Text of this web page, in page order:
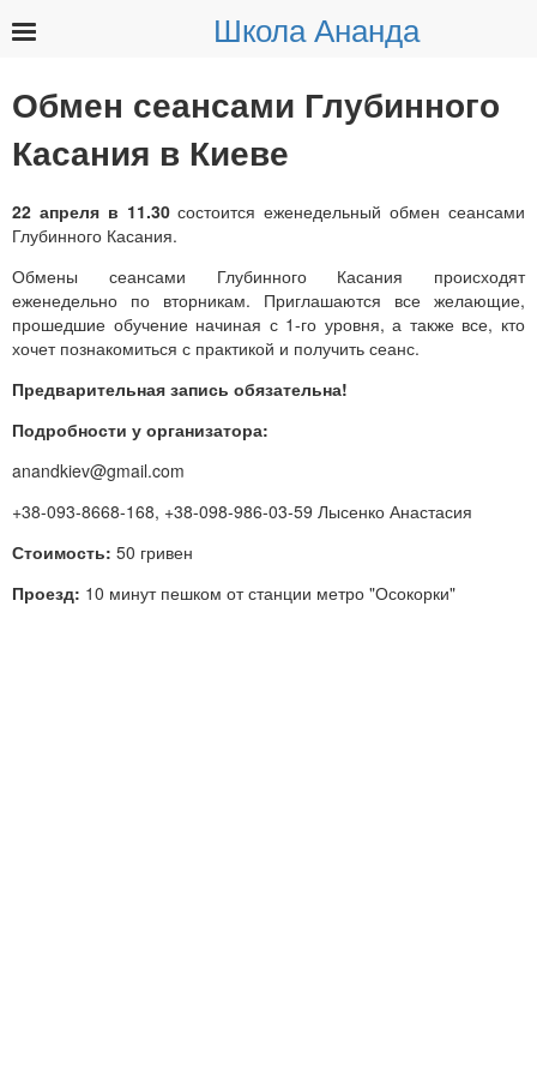
Школа Ананда
Обмен сеансами Глубинного
Касания в Киеве
22 апреля в 11.30состоится еженедельный обмен сеансами
Глубинного Касания.
Обмены сеансами Глубинного Касания происходят
еженедельно по вторникам. Приглашаются все желающие,
прошедшие обучение начиная с 1-го уровня, а также все, кто
хочет познакомиться с практикой и получить сеанс.
Предварительная запись обязательна!
Подробности у организатора:
anandkiev@gmail.com
+38-093-8668-168, +38-098-986-03-59 Лысенко Анастасия
Стоимость: 50 гривен
Проезд: 10 минут пешком от станции метро "Осокорки"